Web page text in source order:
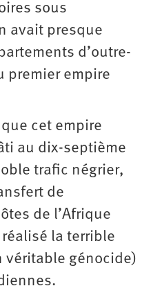
sous
avait presque
d’outre-
premier empire
cet empire
au dix-septième
trafic négrier,
de
de l’Afrique
la terrible
véritable génocide)